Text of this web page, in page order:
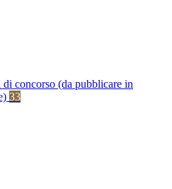
di concorso (da pubblicare in
33